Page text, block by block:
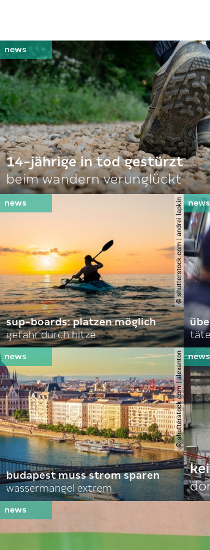
14-jährige in tod gestürzt
beim wandern verunglückt
© shutterstock.com | andrei lapkin
sup-boards: platzen möglich
gefahr durch hitze
© shutterstock.com | alexanton
budapest muss strom sparen
wassermangel extrem